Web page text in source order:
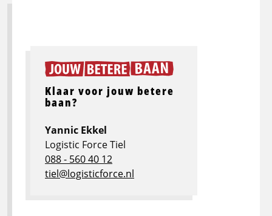
Klaar voor jouw betere
baan?
Yannic Ekkel
Logistic Force Tiel
088 - 560 40 12
tiel@logisticforce.nl